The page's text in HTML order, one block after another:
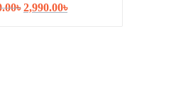
৳ Original
2,990.00৳Current